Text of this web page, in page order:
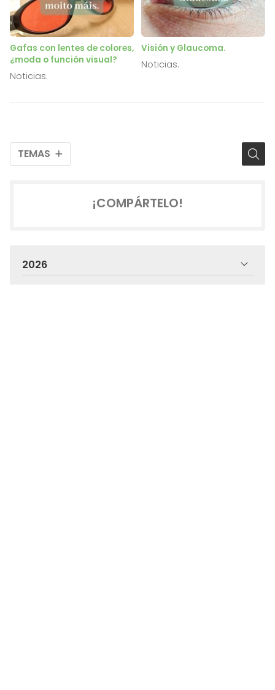
TEMAS
Gafas con lentes de colores,
¿moda o función visual?
Noticias.
Visión y Glaucoma.
Noticias.
¡COMPÁRTELO!
2026